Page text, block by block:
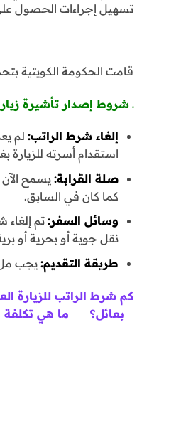
تسهيل إجراءات الحصول
قامت الحكومة الكويتية
ـ شروط إصدار تأشيرة
إلغاء شرط الراتب:لم
استقدام أسرته للزيارة
صلة القرابة:يسمح الآن
كما كان في السابق.
وسائل السفر:تم إلغاء
نقل جوية أو بحرية أو
طريقة التقديم:يجب
كم شرط الراتب للزيارة
بعائل؟
ما هي تكلفة